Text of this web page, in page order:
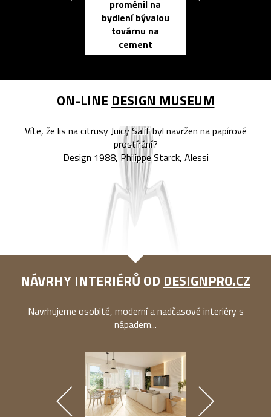
proměnil na
bydlení bývalou
továrnu na
cement
ON-LINE DESIGN MUSEUM
Víte, že lis na citrusy Juicy Salif byl navržen na papírové
prostírání?
Design 1988, Philippe Starck, Alessi
NÁVRHY INTERIÉRŮ OD DESIGNPRO.CZ
Navrhujeme osobité, moderní a nadčasové interiéry s
nápadem...